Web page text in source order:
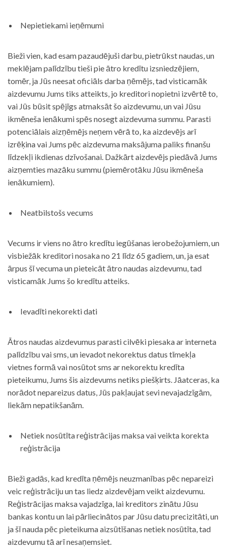
Nepietiekami ieņēmumi
Bieži vien, kad esam pazaudējuši darbu, pietrūkst naudas, un
meklējam palīdzību tieši pie ātro kredītu izsniedzējiem,
tomēr, ja Jūs neesat oficiāls darba ņēmējs, tad visticamāk
aizdevumu Jums tiks atteikts, jo kreditori nopietni izvērtē to,
vai Jūs būsit spējīgs atmaksāt šo aizdevumu, un vai Jūsu
ikmēneša ienākumi spēs nosegt aizdevuma summu. Parasti
potenciālais aizņēmējs neņem vērā to, ka aizdevējs arī
izrēķina vai Jums pēc aizdevuma maksājuma paliks finanšu
līdzekļi ikdienas dzīvošanai. Dažkārt aizdevējs piedāvā Jums
aizņemties mazāku summu (piemērotāku Jūsu ikmēneša
ienākumiem).
Neatbilstošs vecums
Vecums ir viens no ātro kredītu iegūšanas ierobežojumiem, un
visbiežāk kreditori nosaka no 21 līdz 65 gadiem, un, ja esat
ārpus šī vecuma un pieteicāt ātro naudas aizdevumu, tad
visticamāk Jums šo kredītu atteiks.
Ievadīti nekorekti dati
Ātros naudas aizdevumus parasti cilvēki piesaka ar interneta
palīdzību vai sms, un ievadot nekorektus datus tīmekļa
vietnes formā vai nosūtot sms ar nekorektu kredīta
pieteikumu, Jums šis aizdevums netiks piešķirts. Jāatceras, ka
norādot nepareizus datus, Jūs pakļaujat sevi nevajadzīgām,
liekām nepatikšanām.
Netiek nosūtīta reģistrācijas maksa vai veikta korekta
reģistrācija
Bieži gadās, kad kredīta ņēmējs neuzmanības pēc nepareizi
veic reģistrāciju un tas liedz aizdevējam veikt aizdevumu.
Reģistrācijas maksa vajadzīga, lai kreditors zinātu Jūsu
bankas kontu un lai pārliecinātos par Jūsu datu precizitāti, un
ja šī nauda pēc pieteikuma aizsūtīšanas netiek nosūtīta, tad
aizdevumu tā arī nesaņemsiet.